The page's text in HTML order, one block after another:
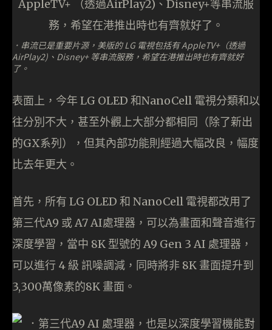
．串流已是重要片源，美版的 LG 電視包括有 AppleTV+（透過
AirPlay2)、Disney+ 等串流服務，希望在港推出時也有齊就好
了。
表面上，今年 LG OLED 和NanoCell 電視分類和以
往分別不大，甚至外觀上大部分都相同（除了新出
的GX系列），但其內部功能則經過大幅改良，幅度
比去年更大。
首先，所有 LG OLED 和 NanoCell 電視都改用了
第三代A9 或 A7 AI處理器，可以為畫面和聲音進行
深度學習，當中 8K 型號的 A9 Gen 3 AI 處理器，
可以進行 4 級 訊噪調減，同時將非 8K 畫面提升到
3,300萬像素的8K 畫面。